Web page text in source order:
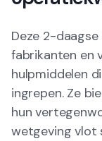
Deze 2-
fabrikanten en
hulpmiddelen
ingrepen. Ze
hun
wetgeving vlot